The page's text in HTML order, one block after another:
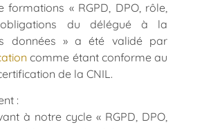
formations « RGPD, DPO, rôle,
du délégué à la
données » a été validé par
comme étant conforme au
de la CNIL.
:
à notre cycle « RGPD, DPO,